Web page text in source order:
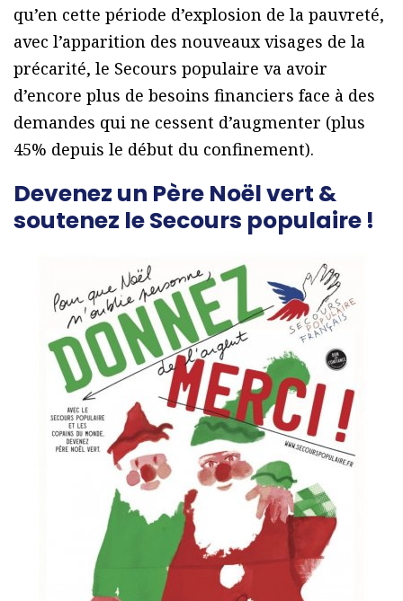
qu’en cette période d’explosion de la pauvreté,
avec l’apparition des nouveaux visages de la
précarité, le Secours populaire va avoir
d’encore plus de besoins financiers face à des
demandes qui ne cessent d’augmenter (plus
45% depuis le début du confinement).
Devenez un Père Noël vert &
soutenez le Secours populaire !